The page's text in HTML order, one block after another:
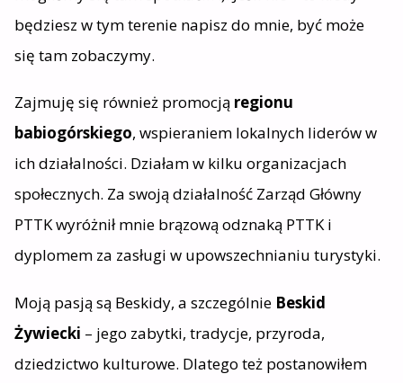
będziesz w tym terenie napisz do mnie, być może
się tam zobaczymy.
Zajmuję się również promocją regionu
babiogórskiego, wspieraniem lokalnych liderów w
ich działalności. Działam w kilku organizacjach
społecznych. Za swoją działalność Zarząd Główny
PTTK wyróżnił mnie brązową odznaką PTTK i
dyplomem za zasługi w upowszechnianiu turystyki.
Moją pasją są Beskidy, a szczególnie Beskid
Żywiecki – jego zabytki, tradycje, przyroda,
dziedzictwo kulturowe. Dlatego też postanowiłem